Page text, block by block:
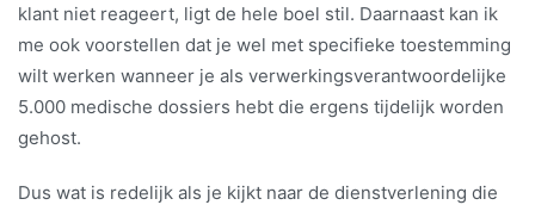
klant niet reageert, ligt de hele boel stil. Daarnaast kan ik
me ook voorstellen dat je wel met specifieke toestemming
wilt werken wanneer je als verwerkingsverantwoordelijke
5.000 medische dossiers hebt die ergens tijdelijk worden
gehost.
Dus wat is redelijk als je kijkt naar de dienstverlening die